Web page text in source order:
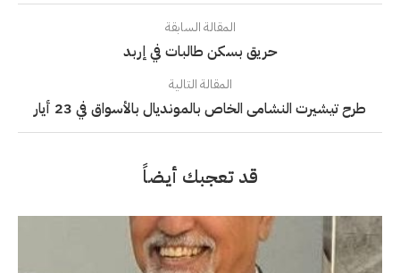
المقالة السابقة
حريق بسكن طالبات في إربد
المقالة التالية
طرح تيشيرت النشامى الخاص بالمونديال بالأسواق في 23 أيار
قد تعجبك أيضاً